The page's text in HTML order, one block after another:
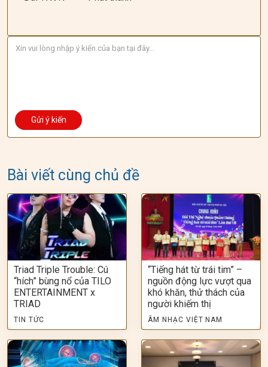
Bài viết cùng chủ đề
Triad Triple Trouble: Cú
“hích” bùng nổ của TILO
ENTERTAINMENT x
TRIAD
TIN TỨC
“Tiếng hát từ trái tim” –
nguồn động lực vượt qua
khó khăn, thử thách của
người khiếm thị
ÂM NHẠC VIỆT NAM